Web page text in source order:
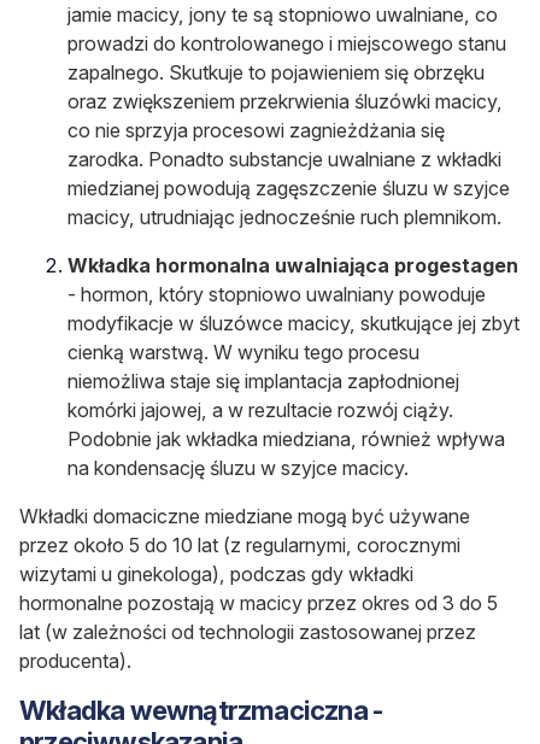
jamie macicy, jony te są stopniowo uwalniane, co
prowadzi do kontrolowanego i miejscowego stanu
zapalnego. Skutkuje to pojawieniem się obrzęku
oraz zwiększeniem przekrwienia śluzówki macicy,
co nie sprzyja procesowi zagnieżdżania się
zarodka. Ponadto substancje uwalniane z wkładki
miedzianej powodują zagęszczenie śluzu w szyjce
macicy, utrudniając jednocześnie ruch plemnikom.
Wkładka hormonalna uwalniająca progestagen
- hormon, który stopniowo uwalniany powoduje
modyfikacje w śluzówce macicy, skutkujące jej zbyt
cienką warstwą. W wyniku tego procesu
niemożliwa staje się implantacja zapłodnionej
komórki jajowej, a w rezultacie rozwój ciąży.
Podobnie jak wkładka miedziana, również wpływa
na kondensację śluzu w szyjce macicy.
Wkładki domaciczne miedziane mogą być używane
przez około 5 do 10 lat (z regularnymi, corocznymi
wizytami u ginekologa), podczas gdy wkładki
hormonalne pozostają w macicy przez okres od 3 do 5
lat (w zależności od technologii zastosowanej przez
producenta).
Wkładka wewnątrzmaciczna -